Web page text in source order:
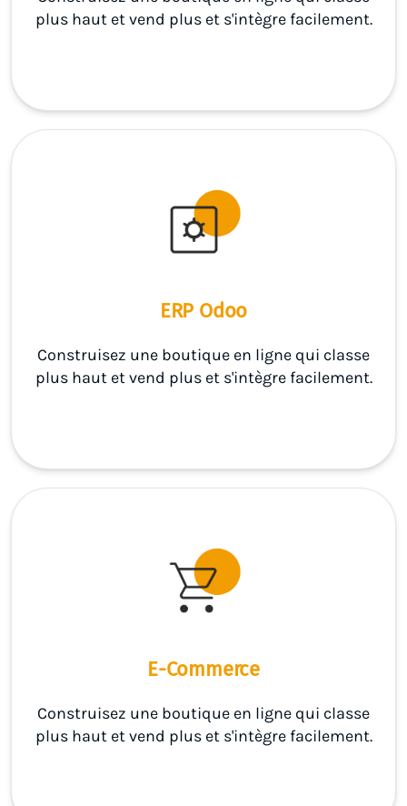
plus haut et vend plus et s'intègre facilement.
ERP Odoo
Construisez une boutique en ligne qui classe
plus haut et vend plus et s'intègre facilement.
E-Commerce
Construisez une boutique en ligne qui classe
plus haut et vend plus et s'intègre facilement.